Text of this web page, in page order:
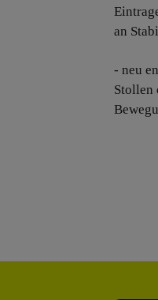
an
- neu
Stollen